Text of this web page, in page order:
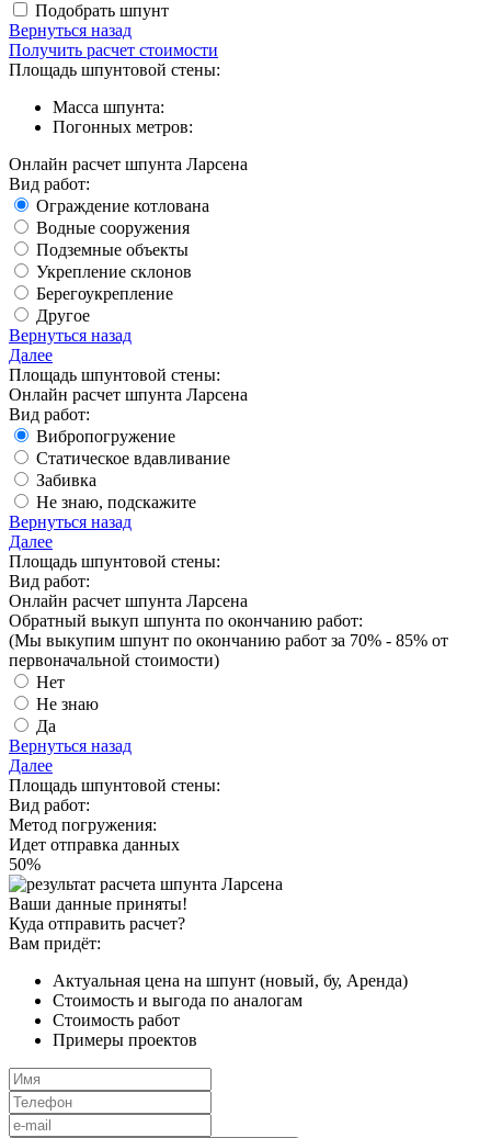
Подобрать шпунт
Вернуться назад
Получить расчет стоимости
Площадь шпунтовой стены:
Масса шпунта:
Погонных метров:
Онлайн расчет шпунта Ларсена
Вид работ:
Ограждение котлована
Водные сооружения
Подземные объекты
Укрепление склонов
Берегоукрепление
Другое
Вернуться назад
Далее
Площадь шпунтовой стены:
Онлайн расчет шпунта Ларсена
Вид работ:
Вибропогружение
Статическое вдавливание
Забивка
Не знаю, подскажите
Вернуться назад
Далее
Площадь шпунтовой стены:
Вид работ:
Онлайн расчет шпунта Ларсена
Обратный выкуп шпунта по окончанию работ:
(Мы выкупим шпунт по окончанию работ за 70% - 85% от
первоначальной стоимости)
Нет
Не знаю
Да
Вернуться назад
Далее
Площадь шпунтовой стены:
Вид работ:
Метод погружения:
Идет отправка данных
50%
Ваши данные приняты!
Куда отправить расчет?
Вам придёт:
Актуальная цена на шпунт (новый, бу, Аренда)
Стоимость и выгода по аналогам
Стоимость работ
Примеры проектов